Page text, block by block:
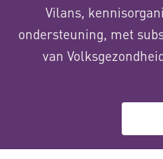
Vilans,
ondersteuning, met
van